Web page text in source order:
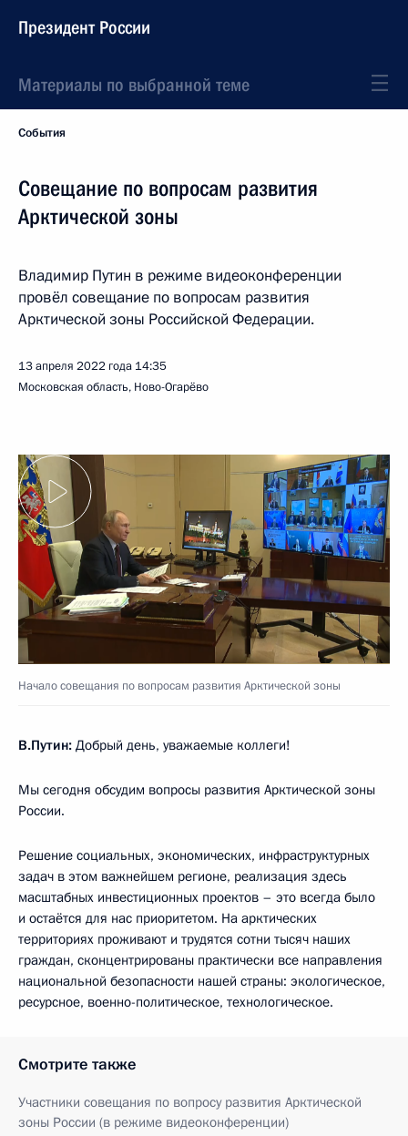
Президент России
Материалы по выбранной теме
События
Совещание по вопросам развития
Арктической зоны
Владимир Путин в режиме видеоконференции
провёл совещание по вопросам развития
Арктической зоны Российской Федерации.
13 апреля 2022 года 14:35
Московская область, Ново-Огарёво
Начало совещания по вопросам развития Арктической зоны
В.Путин: Добрый день, уважаемые коллеги!
Мы сегодня обсудим вопросы развития Арктической зоны
России.
Решение социальных, экономических, инфраструктурных
задач в этом важнейшем регионе, реализация здесь
масштабных инвестиционных проектов – это всегда было
и остаётся для нас приоритетом. На арктических
территориях проживают и трудятся сотни тысяч наших
граждан, сконцентрированы практически все направления
национальной безопасности нашей страны: экологическое,
ресурсное, военно-политическое, технологическое.
Смотрите также
Участники совещания по вопросу развития Арктической
зоны России (в режиме видеоконференции)